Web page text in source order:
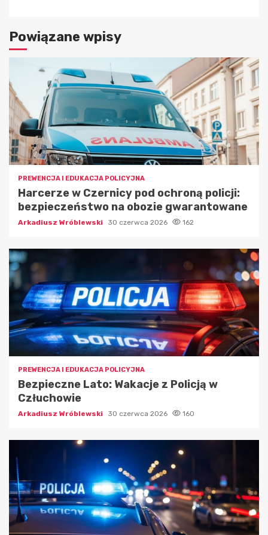
Powiązane wpisy
PREWENCJA I EDUKACJA POLICYJNA
Harcerze w Czernicy pod ochroną policji:
bezpieczeństwo na obozie gwarantowane
Arkadiusz Wróblewski 30 czerwca 2026 162
PREWENCJA I EDUKACJA POLICYJNA
Bezpieczne Lato: Wakacje z Policją w
Człuchowie
Arkadiusz Wróblewski 30 czerwca 2026 160